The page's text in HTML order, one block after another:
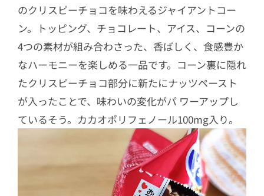
のクリスピーチョコを味わえるジャイアントコー
ン。トッピング、チョコレート、アイス、コーンの
4つの素材が組み合わさった、香ばしく、食感豊か
なハーモニーを楽しめる一品です。コーン裏に隠れ
たクリスピーチョコ部分に新たにナッツペースト
が入ったことで、味わいの変化がパ ワーアップし
ているそう。カカオポリフェノール100mg入り。